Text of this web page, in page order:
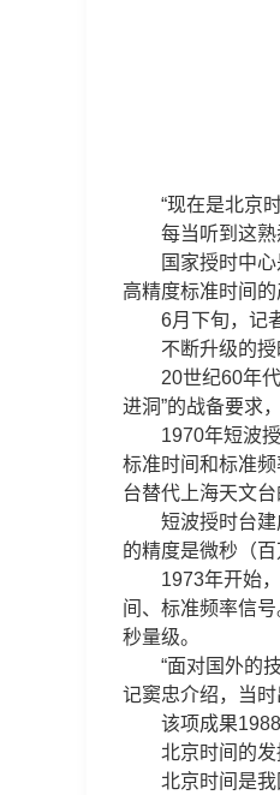
“现在是北京
每当听到这熟悉
国家授时中心是
高精度标准时间的
6月下旬，记者
不断升级的授
20世纪60年代
进洞”的战备要求
1970年短波授
标准时间和标准
台替代上海天文
短波授时台建成
的精度是微秒（
1973年开始，
间、标准频率信
秒量级。
“面对国外的技
记窦忠介绍，当
该项成果1988
北京时间的发
北京时间是我国